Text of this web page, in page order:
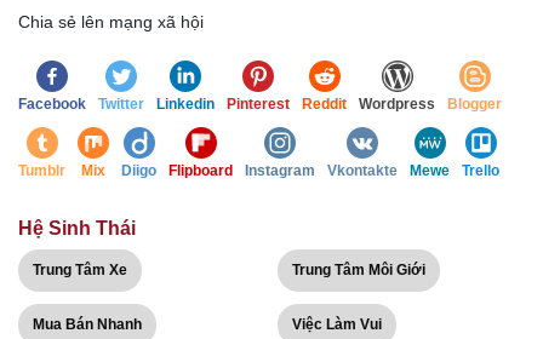
Chia sẻ lên mạng xã hội
Facebook Twitter Linkedin Pinterest Reddit Wordpress Blogger
Tumblr Mix Diigo Flipboard Instagram Vkontakte Mewe Trello
Hệ Sinh Thái
Trung Tâm Xe Trung Tâm Môi Giới
Mua Bán Nhanh Việc Làm Vui